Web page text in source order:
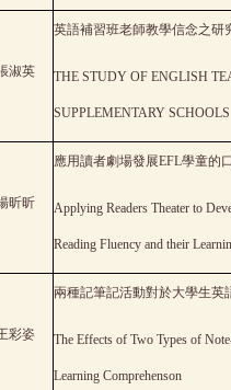
淑英
英語補習班老師教學信念之研
THE STUDY OF ENGLISH
SUPPLEMENTARY SCHOOLS
昕昕
應用讀者劇場發展EFL學童的
Applying Readers Theater to
Reading Fluency and their
彩姿
兩種記筆記活動對於大學生英
The Effects of Two Types of
Learning Comprehenson